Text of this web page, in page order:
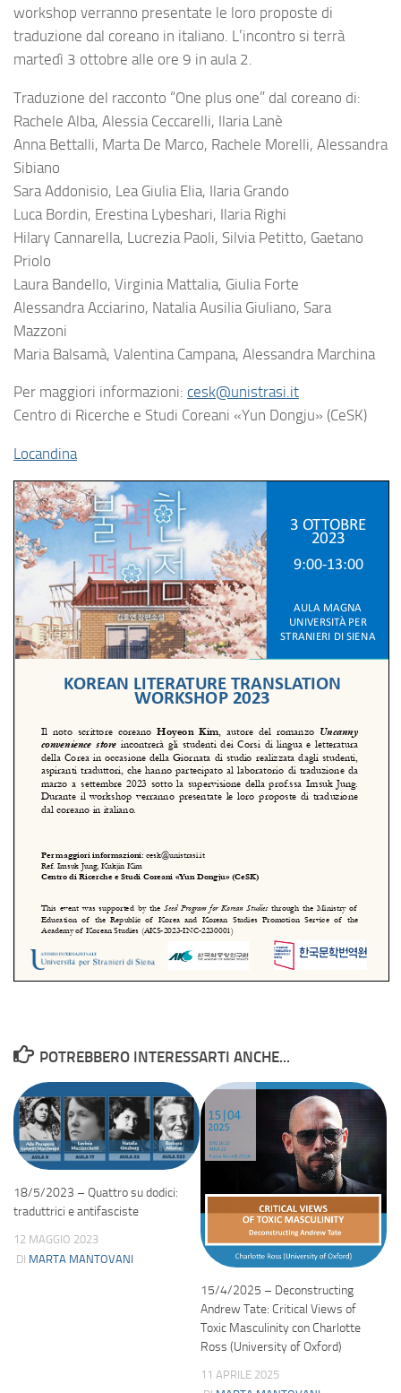
workshop verranno presentate le loro proposte di
traduzione dal coreano in italiano. L’incontro si terrà
martedì 3 ottobre alle ore 9 in aula 2.
Traduzione del racconto “One plus one” dal coreano di:
Rachele Alba, Alessia Ceccarelli, Ilaria Lanè
Anna Bettalli, Marta De Marco, Rachele Morelli, Alessandra
Sibiano
Sara Addonisio, Lea Giulia Elia, Ilaria Grando
Luca Bordin, Erestina Lybeshari, Ilaria Righi
Hilary Cannarella, Lucrezia Paoli, Silvia Petitto, Gaetano
Priolo
Laura Bandello, Virginia Mattalia, Giulia Forte
Alessandra Acciarino, Natalia Ausilia Giuliano, Sara
Mazzoni
Maria Balsamà, Valentina Campana, Alessandra Marchina
Per maggiori informazioni: cesk@unistrasi.it
Centro di Ricerche e Studi Coreani «Yun Dongju» (CeSK)
Locandina
POTREBBERO INTERESSARTI ANCHE...
18/5/2023 – Quattro su dodici:
traduttrici e antifasciste
12 MAGGIO 2023
DI MARTA MANTOVANI
15/4/2025 – Deconstructing
Andrew Tate: Critical Views of
Toxic Masculinity con Charlotte
Ross (University of Oxford)
11 APRILE 2025